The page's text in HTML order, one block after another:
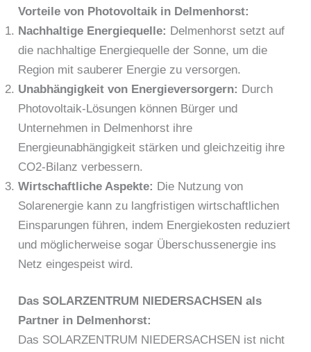
Vorteile von Photovoltaik in Delmenhorst:
Nachhaltige Energiequelle: Delmenhorst setzt auf
die nachhaltige Energiequelle der Sonne, um die
Region mit sauberer Energie zu versorgen.
Unabhängigkeit von Energieversorgern: Durch
Photovoltaik-Lösungen können Bürger und
Unternehmen in Delmenhorst ihre
Energieunabhängigkeit stärken und gleichzeitig ihre
CO2-Bilanz verbessern.
Wirtschaftliche Aspekte: Die Nutzung von
Solarenergie kann zu langfristigen wirtschaftlichen
Einsparungen führen, indem Energiekosten reduziert
und möglicherweise sogar Überschussenergie ins
Netz eingespeist wird.
Das SOLARZENTRUM NIEDERSACHSEN als
Partner in Delmenhorst:
Das SOLARZENTRUM NIEDERSACHSEN ist nicht